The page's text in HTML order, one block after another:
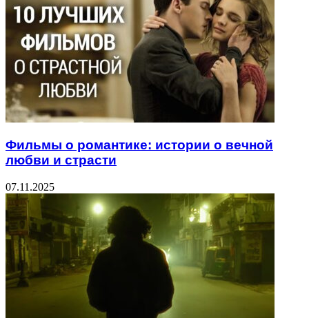
Фильмы о романтике: истории о вечной
любви и страсти
07.11.2025